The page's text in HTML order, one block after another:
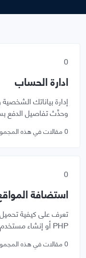
0
ادارة الحساب
إدارة بياناتك
وحدِّث تفاصيل الدفع
0 مقالات في هذه المجموعة
0
استضافة
PHP أو إنشاء مستخدم جديد لقاعدة البيانات.
0 مقالات في هذه المجموعة